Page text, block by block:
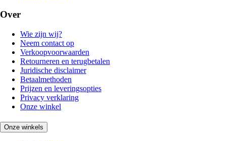
Over
Wie zijn wij?
Neem contact op
Verkoopvoorwaarden
Retourneren en terugbetalen
Juridische disclaimer
Betaalmethoden
Prijzen en leveringsopties
Privacy verklaring
Onze winkel
Onze winkels